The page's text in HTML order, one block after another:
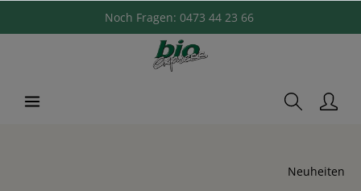
Noch Fragen: 0473 44 23 66
Neuheiten